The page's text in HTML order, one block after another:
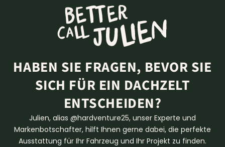
HABEN SIE FRAGEN, BEVOR SIE
SICH FÜR EIN DACHZELT
ENTSCHEIDEN?
Julien, alias @hardventure25, unser Experte und
Markenbotschafter, hilft Ihnen gerne dabei, die perfekte
Ausstattung für Ihr Fahrzeug und Ihr Projekt zu finden.